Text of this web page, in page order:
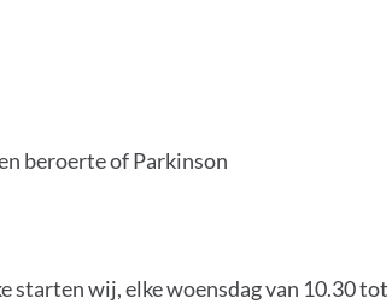
beroerte of Parkinson
starten wij, elke woensdag van 10.30